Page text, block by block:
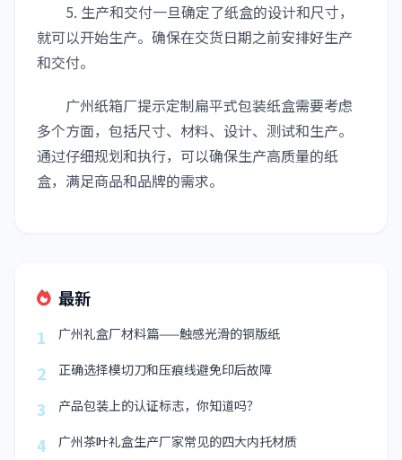
5. 生产和交付一旦确定了纸盒的设计和尺寸，
就可以开始生产。确保在交货日期之前安排好生产
和交付。
广州纸箱厂提示定制扁平式包装纸盒需要考虑
多个方面，包括尺寸、材料、设计、测试和生产。
通过仔细规划和执行，可以确保生产高质量的纸
盒，满足商品和品牌的需求。
最新
1
广州礼盒厂材料篇——触感光滑的铜版纸
2 正确选择模切刀和压痕线避免印后故障
3 产品包装上的认证标志，你知道吗？
4 广州茶叶礼盒生产厂家常见的四大内托材质